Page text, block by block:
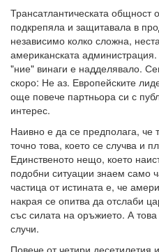
Трансатлантическата общност
подкрепяла и защитавала в
независимо колко сложна,
американската
"ние" винаги е надделявало.
скоро: Не аз. Европейските
още повече партньора си с
интерес.
Наивно е да се предполага, че
точно това, което се случва и
Единственото нещо, което
подобни ситуации знаем само
частица от истината е, че
накрая се опитва да отслаби
със силата на оръжието. А
случи.